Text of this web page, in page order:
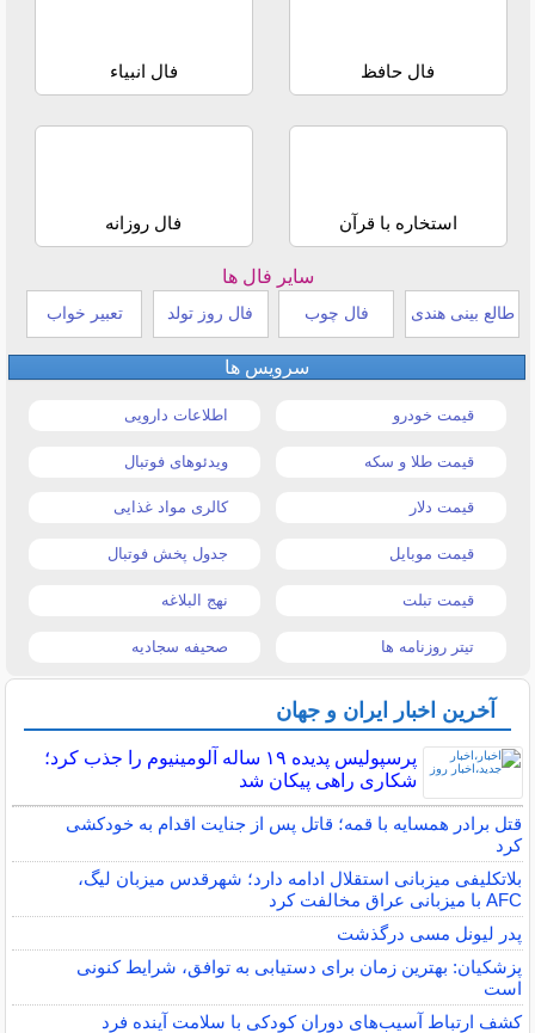
فال حافظ فال انبیاء
استخاره با قرآن فال روزانه
سایر فال ها
طالع بینی هندی فال چوب فال روز تولد تعبیر خواب
سرویس ها
قیمت خودرو اطلاعات دارویی
قیمت طلا و سکه ویدئوهای فوتبال
قیمت دلار کالری مواد غذایی
قیمت موبایل جدول پخش فوتبال
قیمت تبلت نهج البلاغه
تیتر روزنامه ها صحیفه سجادیه
آخرین اخبار ایران و جهان
پرسپولیس پدیده ۱۹ ساله آلومینیوم را جذب کرد؛
شکاری راهی پیکان شد
قتل برادر همسایه با قمه؛ قاتل پس از جنایت اقدام به خودکشی
کرد
بلاتکلیفی میزبانی استقلال ادامه دارد؛ شهرقدس میزبان لیگ،
AFC با میزبانی عراق مخالفت کرد
پدر لیونل مسی درگذشت
پزشکیان: بهترین زمان برای دستیابی به توافق، شرایط کنونی
است
کشف ارتباط آسیب‌های دوران کودکی با سلامت آینده فرد